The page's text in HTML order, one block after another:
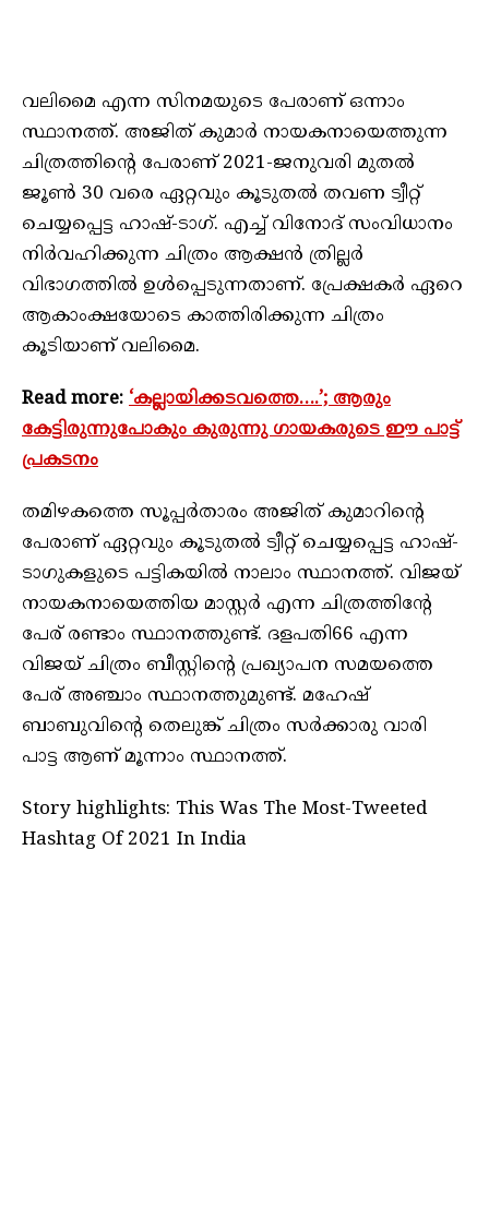
വലിമൈ എന്ന സിനമയുടെ പേരാണ് ഒന്നാം
സ്ഥാനത്ത്. അജിത് കുമാര്‍ നായകനായെത്തുന്ന
ചിത്രത്തിന്റെ പേരാണ് 2021-ജനുവരി മുതല്‍
ജൂണ്‍ 30 വരെ ഏറ്റവും കൂടുതല്‍ തവണ ട്വീറ്റ്
ചെയ്യപ്പെട്ട ഹാഷ്-ടാഗ്. എച്ച് വിനോദ് സംവിധാനം
നിര്‍വഹിക്കുന്ന ചിത്രം ആക്ഷന്‍ ത്രില്ലര്‍
വിഭാഗത്തില്‍ ഉള്‍പ്പെടുന്നതാണ്. പ്രേക്ഷകര്‍ ഏറെ
ആകാംക്ഷയോടെ കാത്തിരിക്കുന്ന ചിത്രം
കൂടിയാണ് വലിമൈ.
Read more: ‘കല്ലായിക്കടവത്തെ….’; ആരും
കേട്ടിരുന്നുപോകും കുരുന്നു ഗായകരുടെ ഈ പാട്ട്
പ്രകടനം
തമിഴകത്തെ സൂപ്പര്‍താരം അജിത് കുമാറിന്റെ
പേരാണ് ഏറ്റവും കൂടുതല്‍ ട്വീറ്റ് ചെയ്യപ്പെട്ട ഹാഷ്-
ടാഗുകളുടെ പട്ടികയില്‍ നാലാം സ്ഥാനത്ത്. വിജയ്
നായകനായെത്തിയ മാസ്റ്റര്‍ എന്ന ചിത്രത്തിന്റേ
പേര് രണ്ടാം സ്ഥാനത്തുണ്ട്. ദളപതി66 എന്ന
വിജയ് ചിത്രം ബീസ്റ്റിന്റെ പ്രഖ്യാപന സമയത്തെ
പേര് അഞ്ചാം സ്ഥാനത്തുമുണ്ട്. മഹേഷ്
ബാബുവിന്റെ തെലുങ്ക് ചിത്രം സര്‍ക്കാരു വാരി
പാട്ട ആണ് മൂന്നാം സ്ഥാനത്ത്.
Story highlights: This Was The Most-Tweeted
Hashtag Of 2021 In India